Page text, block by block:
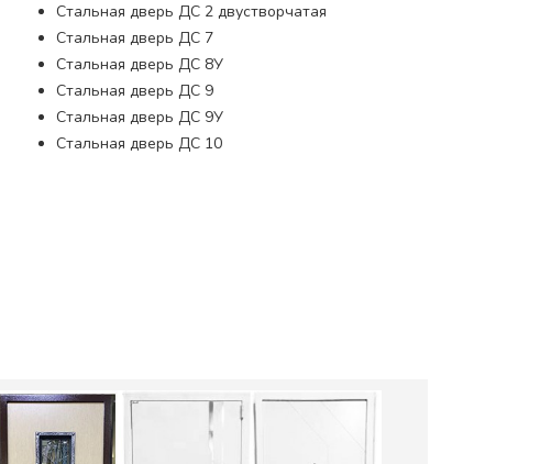
Стальная дверь ДС 2 двустворчатая
Стальная дверь ДС 7
Стальная дверь ДС 8У
Стальная дверь ДС 9
Стальная дверь ДС 9У
Стальная дверь ДС 10